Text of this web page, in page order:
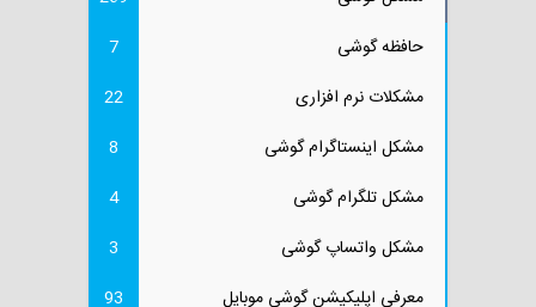
حافظه گوشی
7
مشکلات نرم افزاری
22
مشکل اینستاگرام گوشی
8
مشکل تلگرام گوشی
4
مشکل واتساپ گوشی
3
معرفی اپلیکیشن گوشی موبایل
93